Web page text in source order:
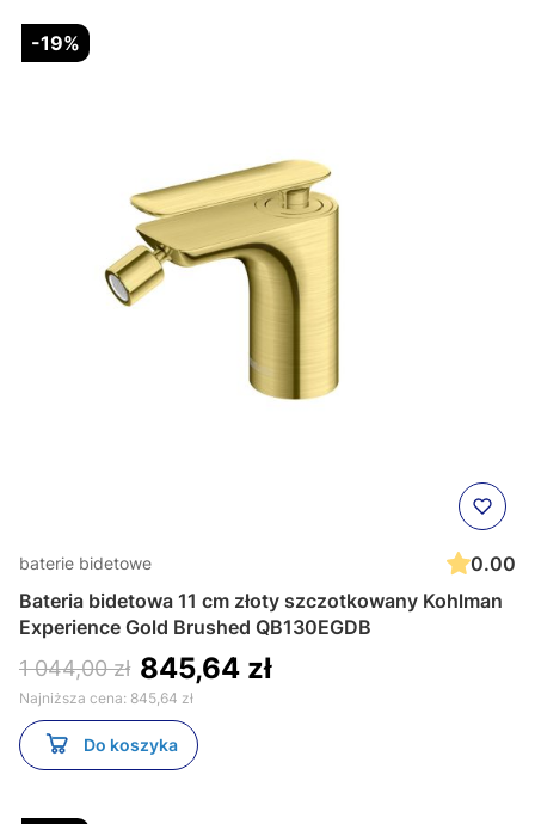
-19%
baterie bidetowe
0.00
Bateria bidetowa 11 cm złoty szczotkowany Kohlman
Experience Gold Brushed QB130EGDB
1 044,00 zł 845,64 zł
Najniższa cena: 845,64 zł
Do koszyka